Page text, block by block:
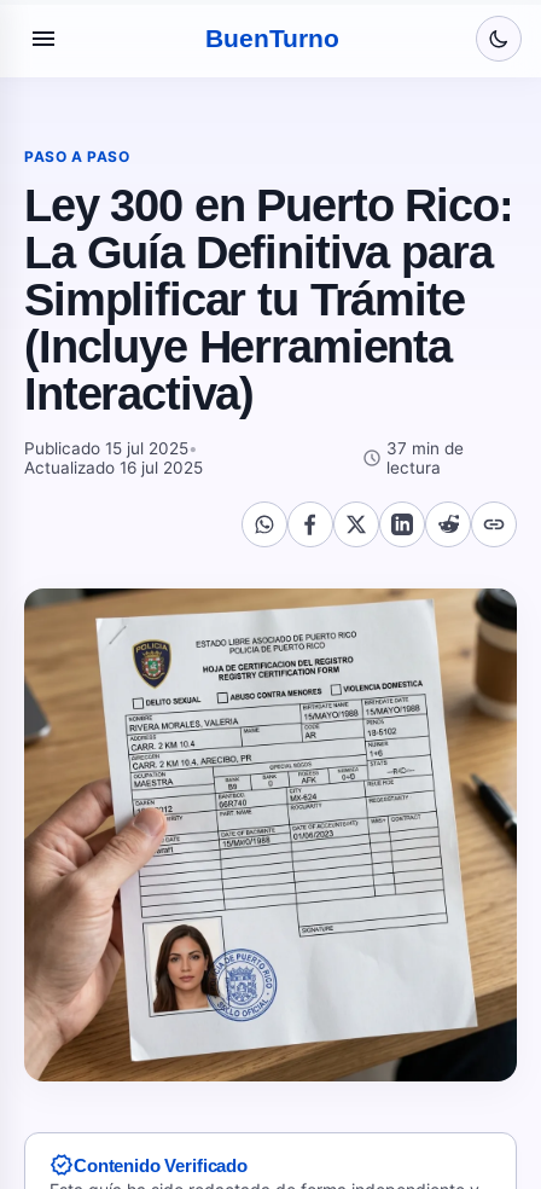
menu BuenTurno
PASO A PASO
Ley 300 en Puerto Rico:
La Guía Definitiva para
Simplificar tu Trámite
(Incluye Herramienta
Interactiva)
Publicado 15 jul 2025•
Actualizado 16 jul 2025
schedule 37 min de
lectura
link
verifiedContenido Verificado